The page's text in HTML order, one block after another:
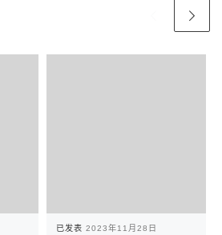
已发表 2023年11月28日